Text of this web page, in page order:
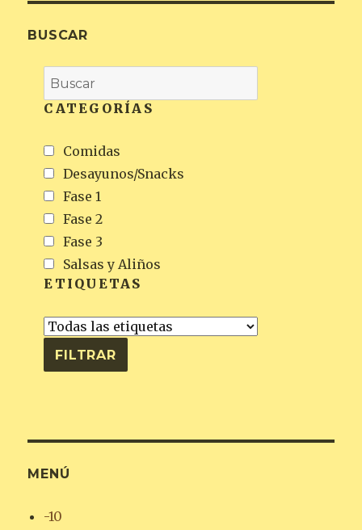
entradas
NA
BUSCAR
CATEGORÍAS
Comidas
Desayunos/Snacks
Fase 1
Fase 2
Fase 3
Salsas y Aliños
ETIQUETAS
MENÚ
-10